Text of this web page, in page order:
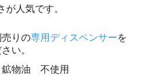
が人気です。
りの専用ディスペンサーを
い。
鉱物油 不使用